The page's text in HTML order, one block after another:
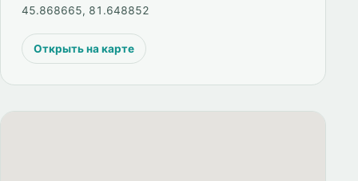
45.868665, 81.648852
Открыть на карте